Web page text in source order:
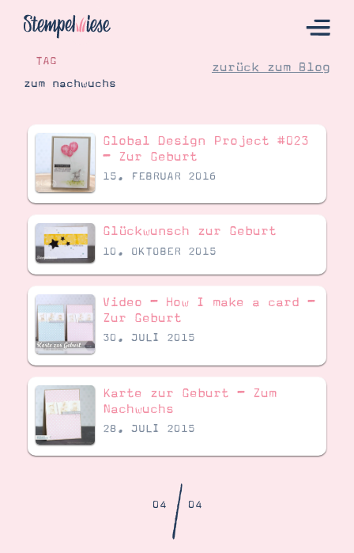
Hier Starten
Katalog
Bestellen
Kontakt
Angebote
Demonstrator werden
Gutscheine
Produkte erklärt
Über mich
Über Stampin’ Up!
TAG
zum nachwuchs
zurück zum Blog
Global Design Project #023
– Zur Geburt
15. FEBRUAR 2016
Glückwunsch zur Geburt
10. OKTOBER 2015
Video – How I make a card –
Zur Geburt
30. JULI 2015
Karte zur Geburt – Zum
Nachwuchs
28. JULI 2015
04/04